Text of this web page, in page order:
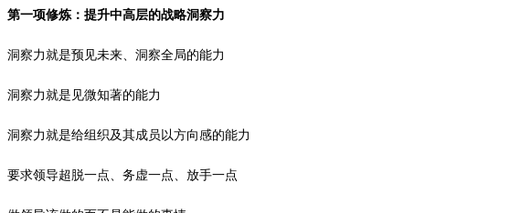
第一项修炼：提升中高层的战略洞察力
洞察力就是预见未来、洞察全局的能力
洞察力就是见微知著的能力
洞察力就是给组织及其成员以方向感的能力
要求领导超脱一点、务虚一点、放手一点